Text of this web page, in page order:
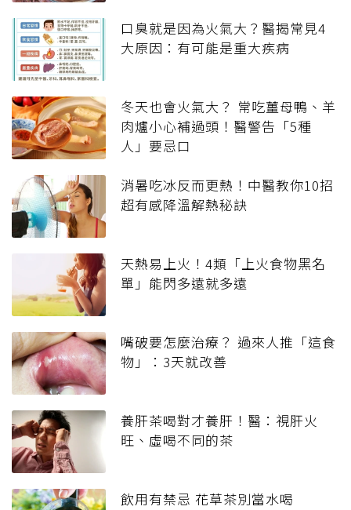
口臭就是因為火氣大？醫揭常見4
大原因：有可能是重大疾病
冬天也會火氣大？ 常吃薑母鴨、羊
肉爐小心補過頭！醫警告「5種
人」要忌口
消暑吃冰反而更熱！中醫教你10招
超有感降溫解熱秘訣
天熱易上火！4類「上火食物黑名
單」能閃多遠就多遠
嘴破要怎麼治療？ 過來人推「這食
物」：3天就改善
養肝茶喝對才養肝！醫：視肝火
旺、虛喝不同的茶
飲用有禁忌 花草茶別當水喝